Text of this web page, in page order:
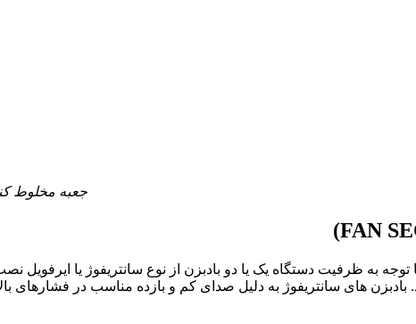
جعبه مخلوط
به ظرفیت دستگاه یک یا دو بادبزن از نوع سانتریفوژ یا
های سانتریفوژ به دلیل صدای کم و بازده مناسب در فشارهای